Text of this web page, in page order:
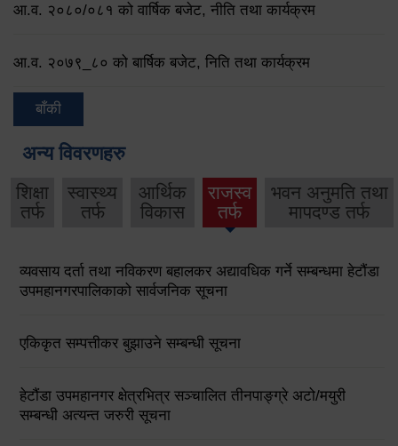
आ.व. २०८०/०८१ को वार्षिक बजेट, नीति तथा कार्यक्रम
आ.व. २०७९‌_८० को बार्षिक बजेट, निति तथा कार्यक्रम
बाँकी
अन्य विवरणहरु
शिक्षा
तर्फ
स्वास्थ्य
तर्फ
आर्थिक
विकास
राजस्व
तर्फ
भवन अनुमति तथा
मापदण्ड तर्फ
व्यवसाय दर्ता तथा नविकरण बहालकर अद्यावधिक गर्ने सम्बन्धमा हेटौंडा
उपमहानगरपालिकाको सार्वजनिक सूचना
एकिकृत सम्पत्तीकर बुझाउने सम्बन्धी सूचना
हेटौंडा उपमहानगर क्षेत्रभित्र सञ्चालित तीनपाङ्ग्रे अटो/मयुरी
सम्बन्धी अत्यन्त जरुरी सूचना